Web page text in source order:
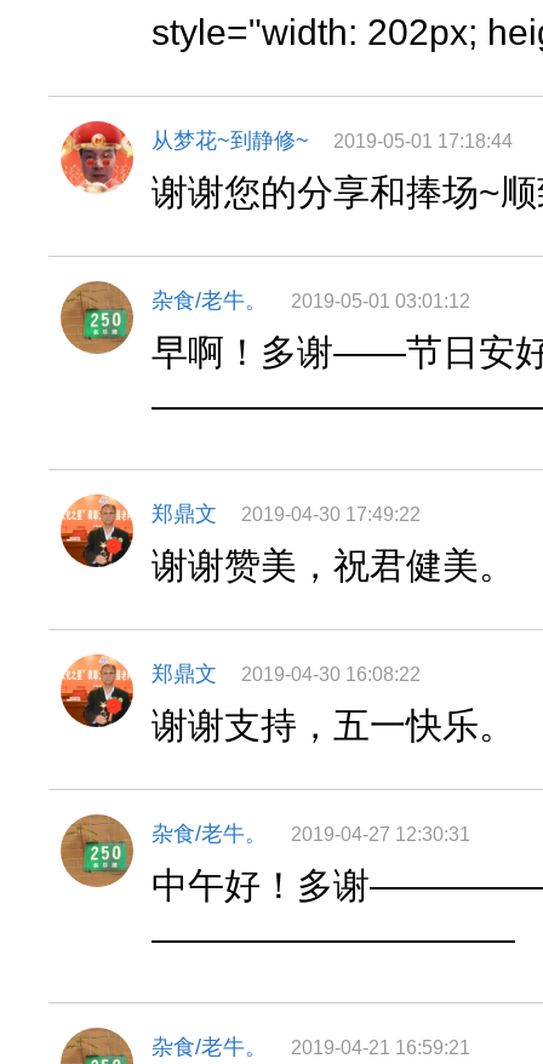
style="width: 202px;
从梦花~到静修~ 2019-05-01 17:18:44
谢谢您的分享和捧场~
杂食/老牛。 2019-05-01 03:01:12
早啊！多谢——节日安
郑鼎文 2019-04-30 17:49:22
谢谢赞美，祝君健美。
郑鼎文 2019-04-30 16:08:22
谢谢支持，五一快乐。
杂食/老牛。 2019-04-27 12:30:31
中午好！多谢
——————————
杂食/老牛。 2019-04-21 16:59:21